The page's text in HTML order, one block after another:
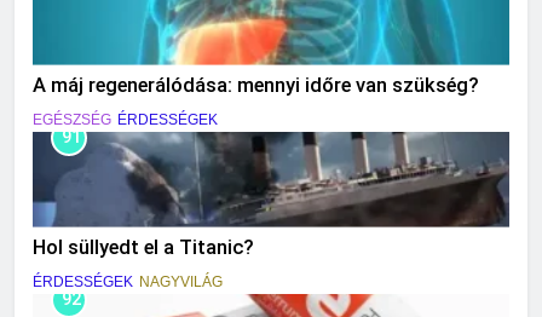
A máj regenerálódása: mennyi időre van szükség?
EGÉSZSÉG ÉRDESSÉGEK
91
Hol süllyedt el a Titanic?
ÉRDESSÉGEK NAGYVILÁG
92